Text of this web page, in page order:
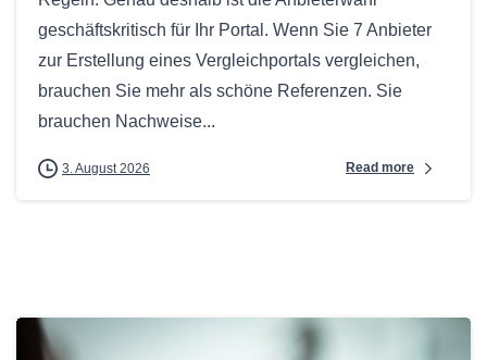
geschäftskritisch für Ihr Portal. Wenn Sie 7 Anbieter
zur Erstellung eines Vergleichportals vergleichen,
brauchen Sie mehr als schöne Referenzen. Sie
brauchen Nachweise...
3. August 2026 Read more